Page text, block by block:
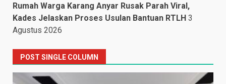
Rumah Warga Karang Anyar Rusak Parah Viral,
Kades Jelaskan Proses Usulan Bantuan RTLH 3
Agustus 2026
POST SINGLE COLUMN